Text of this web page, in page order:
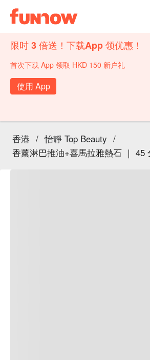
限时 3 倍送！下载App 领优惠！
首次下载 App 领取 HKD 150 新户礼
使用 App
香港 / 怡靜 Top Beauty /
香薰淋巴推油+喜馬拉雅熱石 ｜ 45